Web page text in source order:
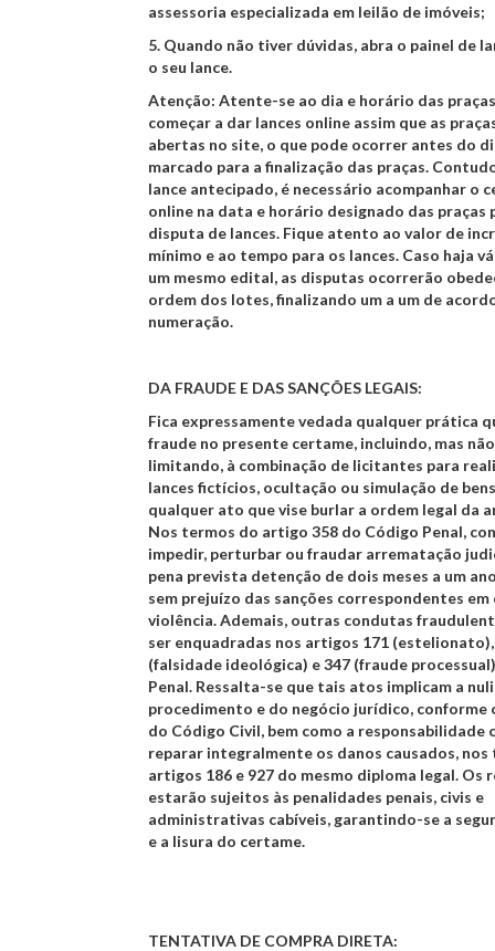
assessoria especializada em leilão de imóveis;
5. Quando não tiver dúvidas, abra o painel de
o seu lance.
Atenção: Atente-se ao dia e horário das
começar a dar lances online assim que as
abertas no site, o que pode ocorrer antes do
marcado para a finalização das praças.
lance antecipado, é necessário acompanhar o
online na data e horário designado das praças
disputa de lances. Fique atento ao valor de
mínimo e ao tempo para os lances. Caso haja
um mesmo edital, as disputas ocorrerão
ordem dos lotes, finalizando um a um de
numeração.
DA FRAUDE E DAS SANÇÕES LEGAIS:
Fica expressamente vedada qualquer prática
fraude no presente certame, incluindo, mas
limitando, à combinação de licitantes para
lances fictícios, ocultação ou simulação de
qualquer ato que vise burlar a ordem legal da
Nos termos do artigo 358 do Código Penal,
impedir, perturbar ou fraudar arrematação
pena prevista detenção de dois meses a um
sem prejuízo das sanções correspondentes em
violência. Ademais, outras condutas
ser enquadradas nos artigos 171 (estelionato),
(falsidade ideológica) e 347 (fraude
Penal. Ressalta-se que tais atos implicam a
procedimento e do negócio jurídico, conforme
do Código Civil, bem como a responsabilidade
reparar integralmente os danos causados,
artigos 186 e 927 do mesmo diploma legal. Os
estarão sujeitos às penalidades penais, civis e
administrativas cabíveis, garantindo-se a
e a lisura do certame.
TENTATIVA DE COMPRA DIRETA: